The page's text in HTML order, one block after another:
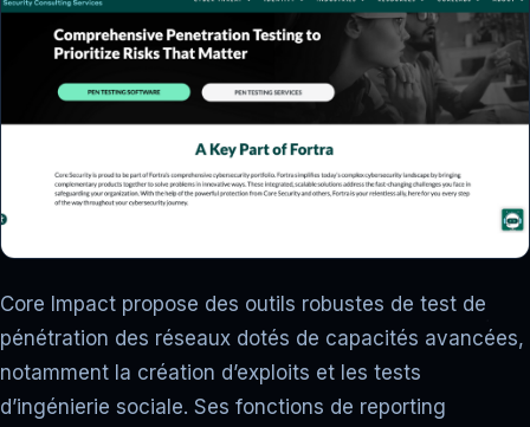
Core Impact propose des outils robustes de test de
pénétration des réseaux dotés de capacités avancées,
notamment la création d’exploits et les tests
d’ingénierie sociale. Ses fonctions de reporting